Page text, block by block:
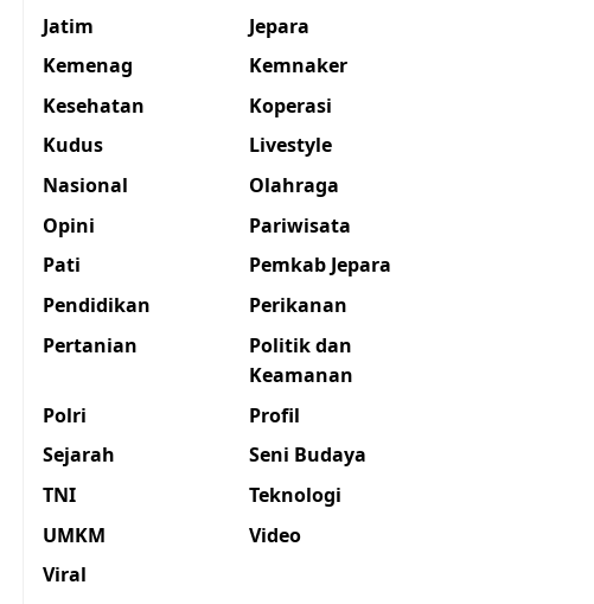
Jatim
Jepara
Kemenag
Kemnaker
Kesehatan
Koperasi
Kudus
Livestyle
Nasional
Olahraga
Opini
Pariwisata
Pati
Pemkab Jepara
Pendidikan
Perikanan
Pertanian
Politik dan
Keamanan
Polri
Profil
Sejarah
Seni Budaya
TNI
Teknologi
UMKM
Video
Viral